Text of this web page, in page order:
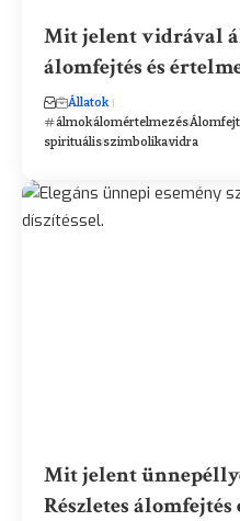
Mit jelent vidrával
álomfejtés és
Állatok
álmokálomértelmezés
spirituálisszimbolikavidra
Mit jelent
Részletes álomfejtés